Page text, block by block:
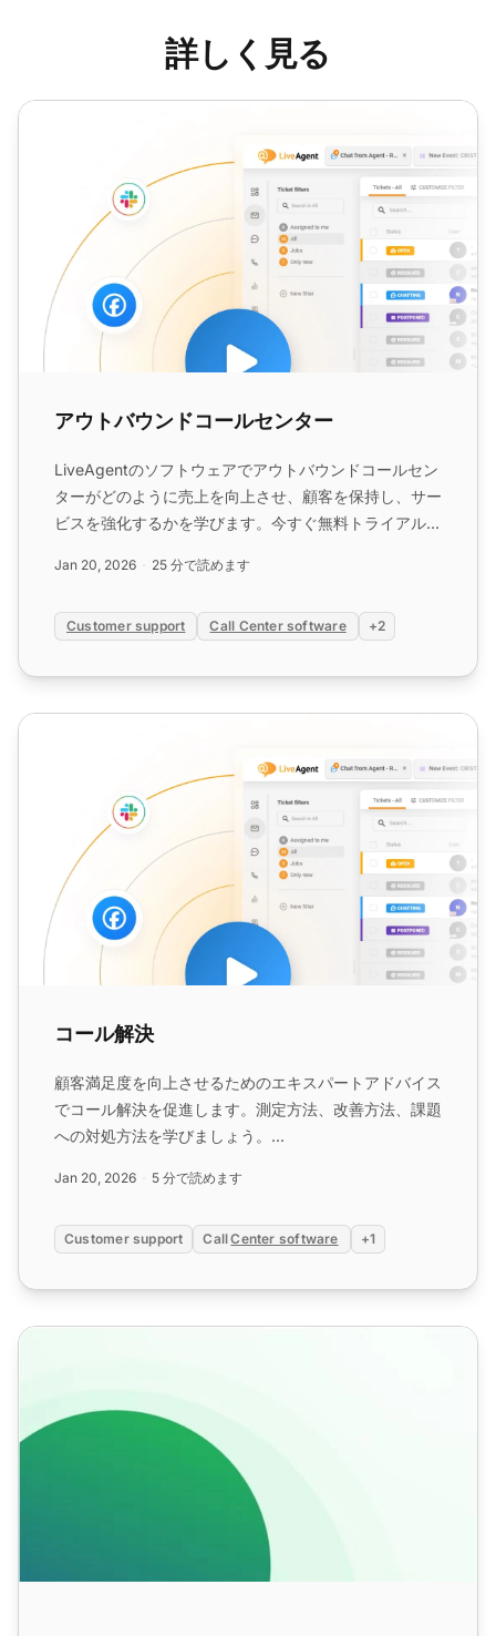
詳しく見る
アウトバウンドコールセンター
アウトバウンドコールセンター
LiveAgentのソフトウェアでアウトバウンドコールセン
ターがどのように売上を向上させ、顧客を保持し、サー
ビスを強化するかを学びます。今すぐ無料トライアルを
Jan 20, 2026 25 分で読めます
Customer support Call Center software +2
コール解決
コール解決
顧客満足度を向上させるためのエキスパートアドバイス
でコール解決を促進します。測定方法、改善方法、課題
への対処方法を学びましょう。...
Jan 20, 2026 5 分で読めます
Customer support CallCenter software +1
コールセンター監査チェックリスト